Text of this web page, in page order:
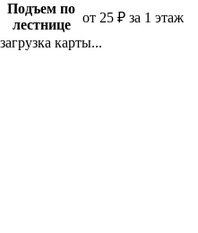
Подъем по
лестнице
от 25 ₽ за 1 этаж
загрузка карты...